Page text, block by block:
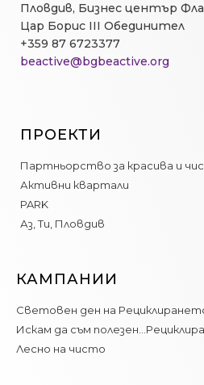
Пловдив, Бизнес център
Цар Борис III Обединител
+359 87 6723377
beactive@bgbeactive.org
ПРОЕКТИ
Партньорство за красива и
Активни квартали
PARK
Аз, Ти, Пловдив
КАМПАНИИ
Световен ден на
Искам да съм
Лесно на чисто